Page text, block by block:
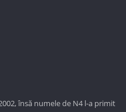
însă numele de N4 l-a primit